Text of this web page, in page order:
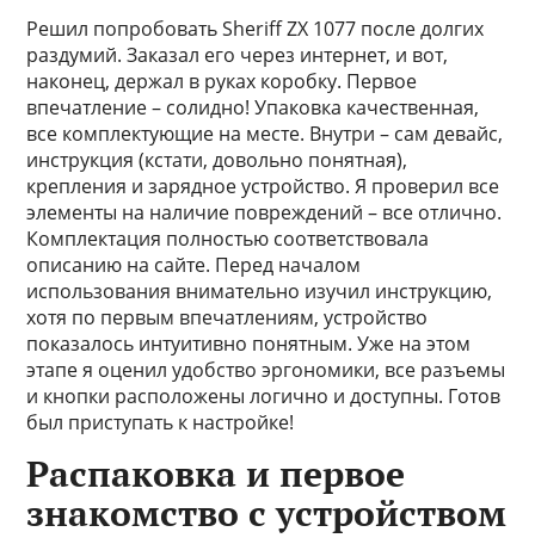
Решил попробовать Sheriff ZX 1077 после долгих
раздумий. Заказал его через интернет, и вот,
наконец, держал в руках коробку. Первое
впечатление – солидно! Упаковка качественная,
все комплектующие на месте. Внутри – сам девайс,
инструкция (кстати, довольно понятная),
крепления и зарядное устройство. Я проверил все
элементы на наличие повреждений – все отлично.
Комплектация полностью соответствовала
описанию на сайте. Перед началом
использования внимательно изучил инструкцию,
хотя по первым впечатлениям, устройство
показалось интуитивно понятным. Уже на этом
этапе я оценил удобство эргономики, все разъемы
и кнопки расположены логично и доступны. Готов
был приступать к настройке!
Распаковка и первое
знакомство с устройством